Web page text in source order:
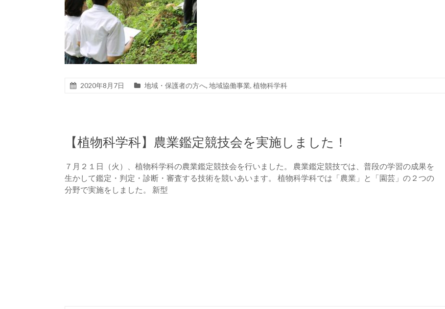
2020年8月7日 地域・保護者の方へ, 地域協働事業, 植物科学科
【植物科学科】農業鑑定競技会を実施しました！
７月２１日（火）、植物科学科の農業鑑定競技会を行いました。 農業鑑定競技では、普段の学習の成果を
生かして鑑定・判定・診断・審査する技術を競いあいます。 植物科学科では「農業」と「園芸」の２つの
分野で実施をしました。 新型